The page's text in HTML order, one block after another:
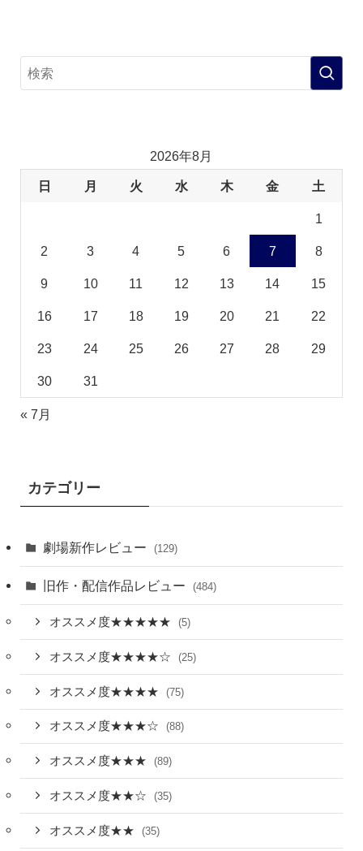
2026年8月
日 月 火 水 木 金 土
1
2 3 4 5 6 7 8
9 10 11 12 13 14 15
16 17 18 19 20 21 22
23 24 25 26 27 28 29
30 31
« 7月
カテゴリー
劇場新作レビュー (129)
旧作・配信作品レビュー (484)
オススメ度★★★★★ (5)
オススメ度★★★★☆ (25)
オススメ度★★★★ (75)
オススメ度★★★☆ (88)
オススメ度★★★ (89)
オススメ度★★☆ (35)
オススメ度★★ (35)